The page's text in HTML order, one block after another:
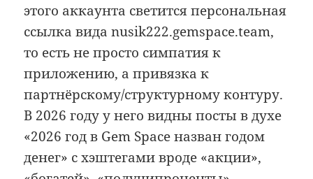
этого аккаунта светится персональная
ссылка вида nusik222.gemspace.team,
то есть не просто симпатия к
приложению, а привязка к
партнёрскому/структурному контуру.
В 2026 году у него видны посты в духе
«2026 год в Gem Space назван годом
денег» с хэштегами вроде «акции»,